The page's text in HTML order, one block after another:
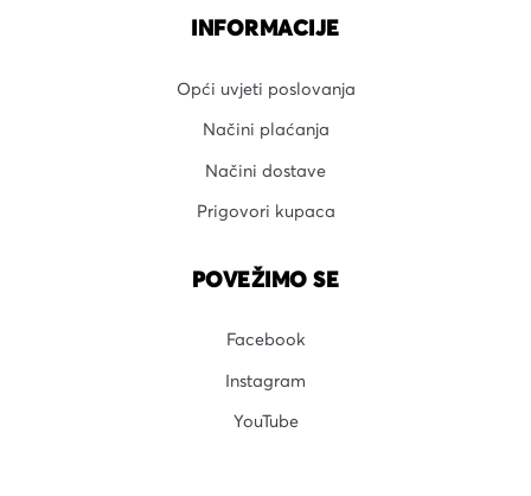
INFORMACIJE
Opći uvjeti poslovanja
Načini plaćanja
Načini dostave
Prigovori kupaca
POVEŽIMO SE
Facebook
Instagram
YouTube